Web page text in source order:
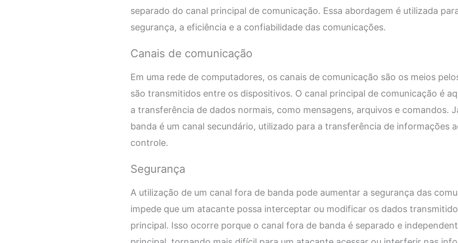
separado do canal principal de comunicação. Essa abordagem é utilizada
segurança, a eficiência e a confiabilidade das comunicações.
Canais de comunicação
Em uma rede de computadores, os canais de comunicação são os meios
são transmitidos entre os dispositivos. O canal principal de comunicação é
a transferência de dados normais, como mensagens, arquivos e comandos.
banda é um canal secundário, utilizado para a transferência de informações
controle.
Segurança
A utilização de um canal fora de banda pode aumentar a segurança das
impede que um atacante possa interceptar ou modificar os dados
principal. Isso ocorre porque o canal fora de banda é separado e